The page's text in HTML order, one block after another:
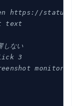
https://
text
しない
3